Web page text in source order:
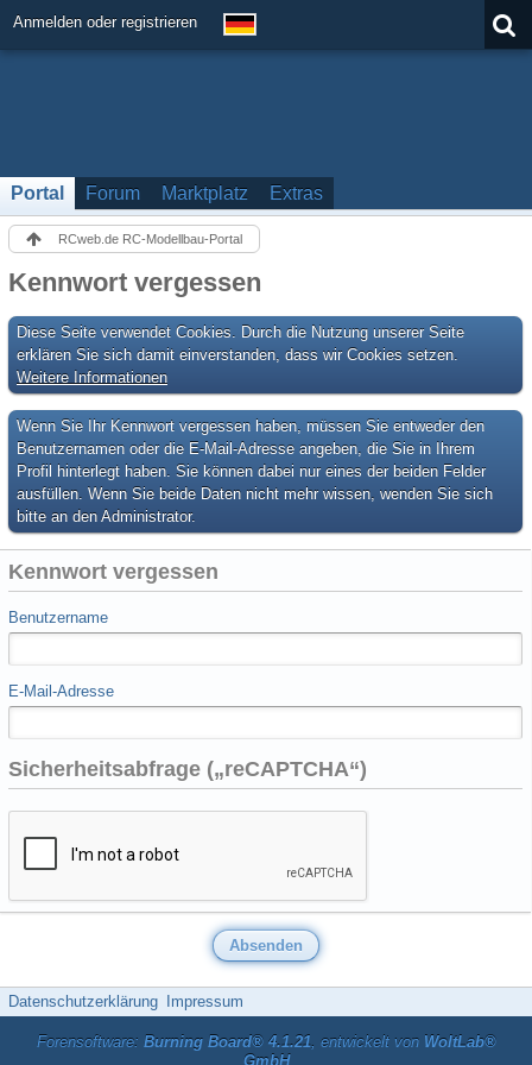
Anmelden oder registrieren
Portal Forum Marktplatz Extras
RCweb.de RC-Modellbau-Portal
Kennwort vergessen
Diese Seite verwendet Cookies. Durch die Nutzung unserer Seite
erklären Sie sich damit einverstanden, dass wir Cookies setzen.
Weitere Informationen
Wenn Sie Ihr Kennwort vergessen haben, müssen Sie entweder den
Benutzernamen oder die E-Mail-Adresse angeben, die Sie in Ihrem
Profil hinterlegt haben. Sie können dabei nur eines der beiden Felder
ausfüllen. Wenn Sie beide Daten nicht mehr wissen, wenden Sie sich
bitte an den Administrator.
Kennwort vergessen
Benutzername
E-Mail-Adresse
Sicherheitsabfrage („reCAPTCHA“)
Datenschutzerklärung Impressum
Forensoftware: Burning Board® 4.1.21, entwickelt von WoltLab®
GmbH